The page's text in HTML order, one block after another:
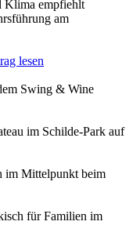
Klima empfiehlt
am
lesen
Swing & Wine
im Schilde-Park auf
im Mittelpunkt beim
für Familien im